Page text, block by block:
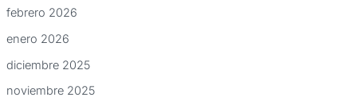
febrero 2026
enero 2026
diciembre 2025
noviembre 2025